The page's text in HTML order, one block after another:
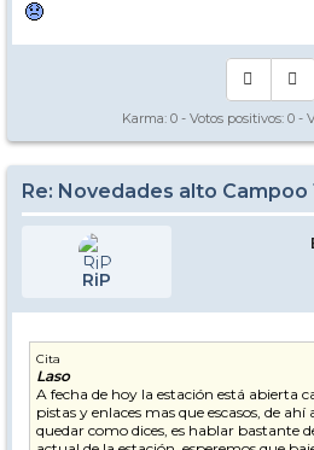
Karma: 0 - Votos positivos: 0 -
Re: Novedades alto Campoo
RiP
Cita
Laso
A fecha de hoy la estación está abierta
pistas y enlaces mas que escasos, de
quedar como dices, es hablar bastante